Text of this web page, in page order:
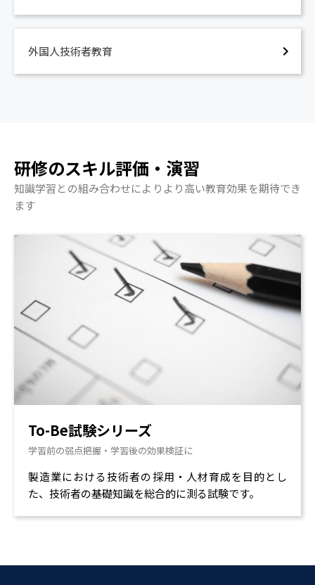
外国人技術者教育
研修のスキル評価・演習
知識学習との組み合わせによりより高い教育効果を期待でき
ます
To-Be試験シリーズ
学習前の弱点把握・学習後の効果検証に
製造業における技術者の採用・人材育成を目的とし
た、技術者の基礎知識を総合的に測る試験です。